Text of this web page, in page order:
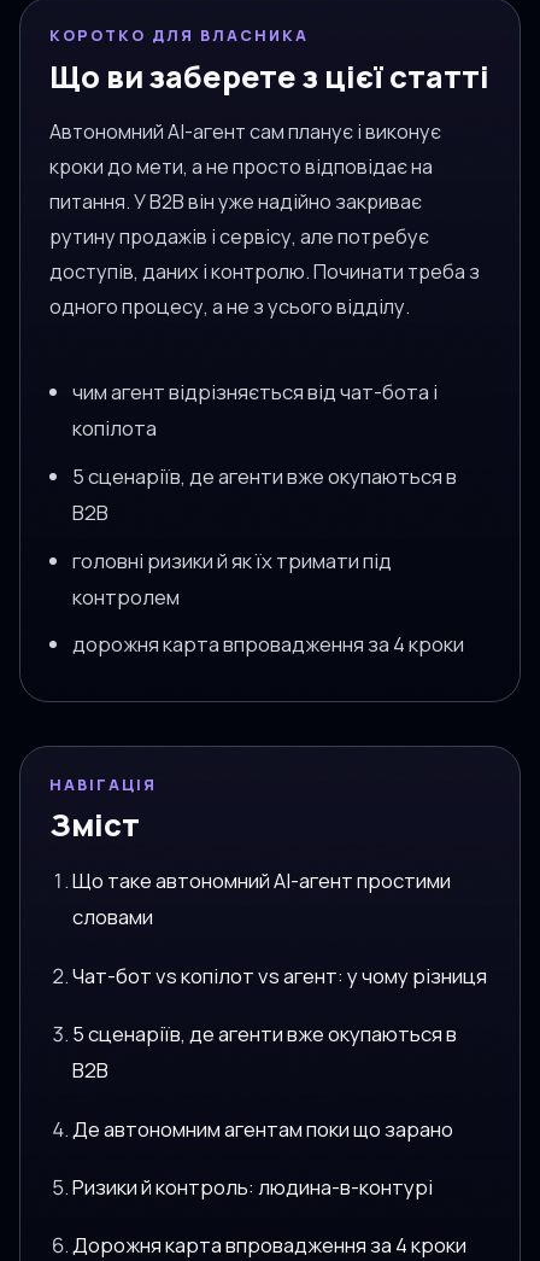
КОРОТКО ДЛЯ ВЛАСНИКА
Що ви заберете з цієї статті
Автономний AI-агент сам планує і виконує
кроки до мети, а не просто відповідає на
питання. У B2B він уже надійно закриває
рутину продажів і сервісу, але потребує
доступів, даних і контролю. Починати треба з
одного процесу, а не з усього відділу.
чим агент відрізняється від чат-бота і
копілота
5 сценаріїв, де агенти вже окупаються в
B2B
головні ризики й як їх тримати під
контролем
дорожня карта впровадження за 4 кроки
НАВІГАЦІЯ
Зміст
Що таке автономний AI-агент простими
словами
Чат-бот vs копілот vs агент: у чому різниця
5 сценаріїв, де агенти вже окупаються в
B2B
Де автономним агентам поки що зарано
Ризики й контроль: людина-в-контурі
Дорожня карта впровадження за 4 кроки